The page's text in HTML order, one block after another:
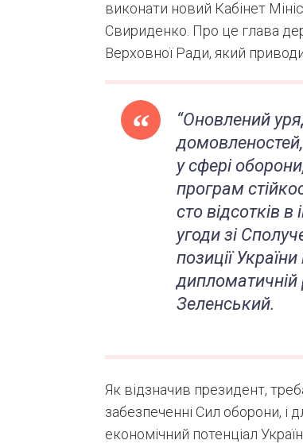
виконати новий Кабінет
Свириденко. Про це глава
Верховної Ради, який
“Оновлений
у сфері
програм
сто відсотків в
угоди зі
позиції
дипломатичній
Зеленський.
Як відзначив президент,
забезпеченні Сил оборони, і
економічний потенціал